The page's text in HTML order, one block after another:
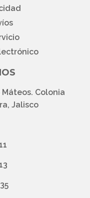
Colonia
Jalisco